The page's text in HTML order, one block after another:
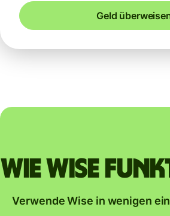
Geld
Wie Wise
Verwende Wise in wenigen